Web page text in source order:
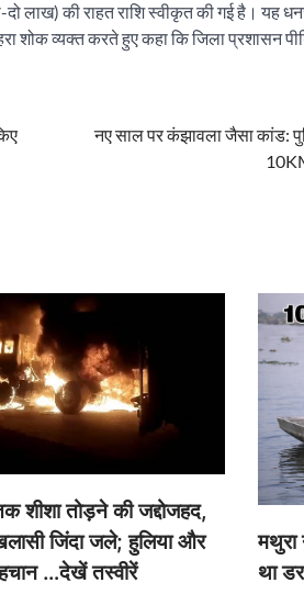
की राहत राशि स्वीकृत की गई है। यह
व्यक्त करते हुए कहा कि जिला प्रशासन
नए साल पर कंझावला जैसा कांड:
शीशा तोड़ने की जद्दोजहद,
जिंदा जले; हुलिया और
…देखें तस्वीरें
मथुरा
था